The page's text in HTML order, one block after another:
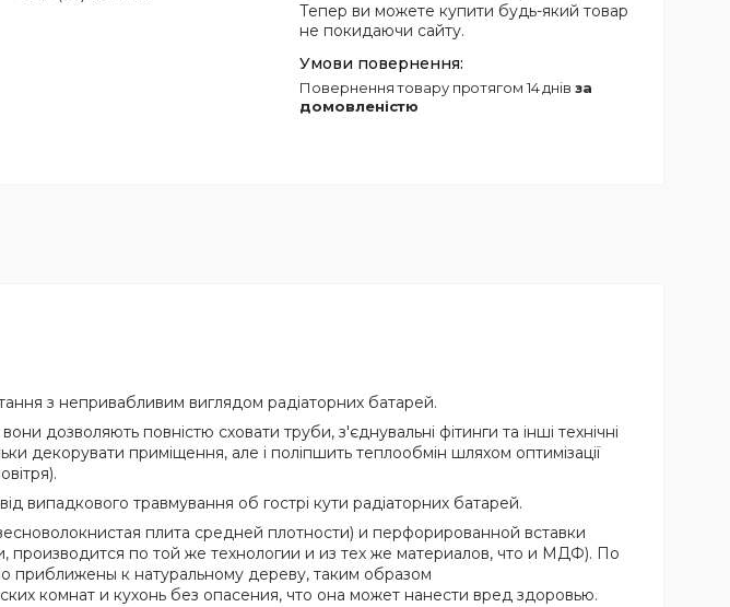
Тепер ви можете купити будь-який товар
не покидаючи сайту.
повернення товару протягом 14 днів за
домовленістю
з непривабливим виглядом радіаторних батарей.
дозволяють повністю сховати труби, з'єднувальні фітинги та інші технічні
декорувати приміщення, але і поліпшить теплообмін шляхом оптимізації
випадкового травмування об гострі кути радіаторних батарей.
плита средней плотности) и перфорированной вставки
по той же технологии и из тех же материалов, что и МДФ). По
приближены к натуральному дереву, таким образом
комнат и кухонь без опасения, что она может нанести вред здоровью.